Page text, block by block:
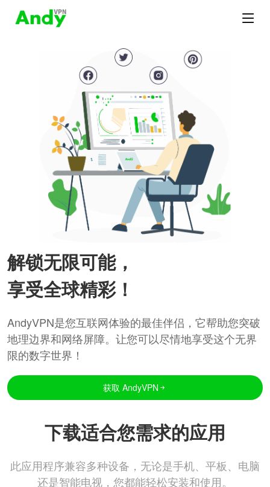
解锁无限可能，
享受全球精彩！
AndyVPN是您互联网体验的最佳伴侣，它帮助您突破
地理边界和网络屏障。让您可以尽情地享受这个无界
限的数字世界！
获取 AndyVPN
下载适合您需求的应用
此应用程序兼容多种设备，无论是手机、平板、电脑
还是智能电视，您都能轻松安装和使用。